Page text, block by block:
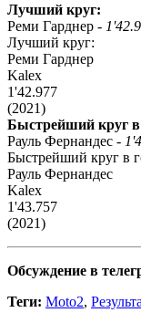
Лучший круг:
Реми Гарднер -
Лучший круг:
Реми Гарднер
Kalex
1'42.977
(2021)
Быстрейший круг в
Рауль Фернандес -
Быстрейший круг в
Рауль Фернандес
Kalex
1'43.757
(2021)
Обсуждение в
Теги: Moto2,